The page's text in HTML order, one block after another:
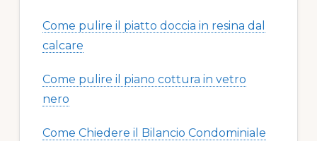
Come pulire il piatto doccia in resina dal
calcare​​
Come pulire il piano cottura in vetro
nero​​
Come Chiedere il Bilancio Condominiale